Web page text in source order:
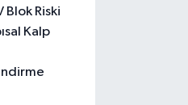
Riski
Kalp